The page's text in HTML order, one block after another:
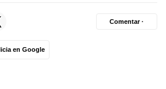
en Google
Comentar ·